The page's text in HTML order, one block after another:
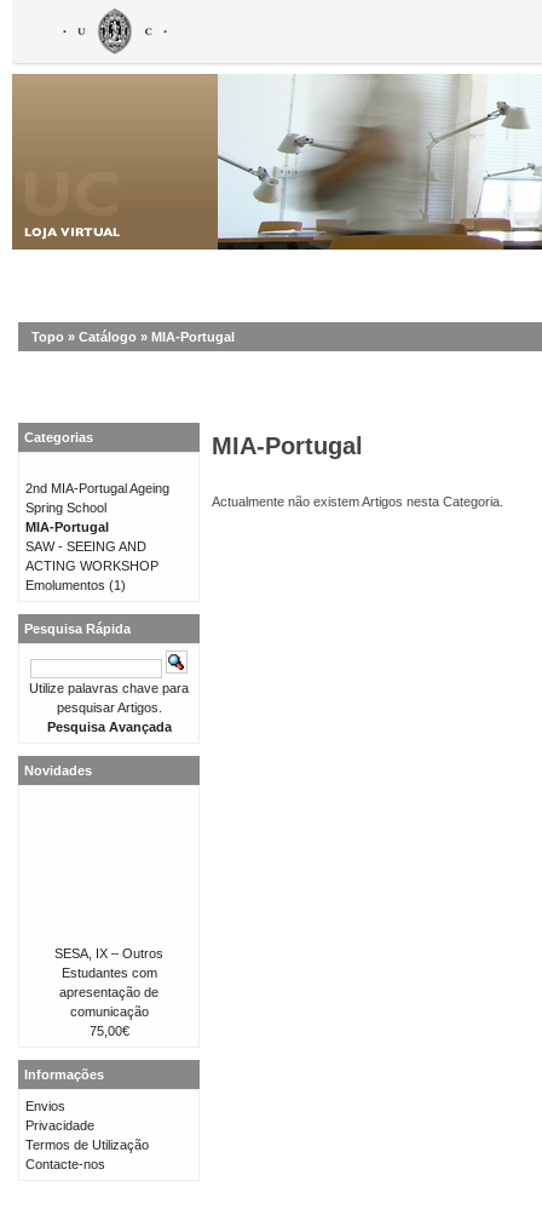
Topo » Catálogo » MIA-Portugal
MIA-Portugal
Actualmente não existem Artigos nesta Categoria.
Categorias
2nd MIA-Portugal Ageing
Spring School
MIA-Portugal
SAW - SEEING AND
ACTING WORKSHOP
Emolumentos (1)
Pesquisa Rápida
Utilize palavras chave para
pesquisar Artigos.
Pesquisa Avançada
Novidades
SESA, IX – Outros
Estudantes com
apresentação de
comunicação
75,00€
Informações
Envios
Privacidade
Termos de Utilização
Contacte-nos